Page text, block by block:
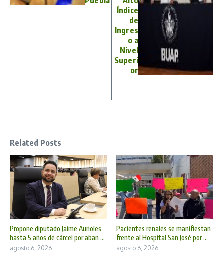
Índice
de
Ingres
o a
Nivel
Superi
or
Related Posts
Propone diputado Jaime Aurioles
hasta 5 años de cárcel por aban ...
agosto 6, 2026
Pacientes renales se manifiestan
frente al Hospital San José por ...
agosto 6, 2026